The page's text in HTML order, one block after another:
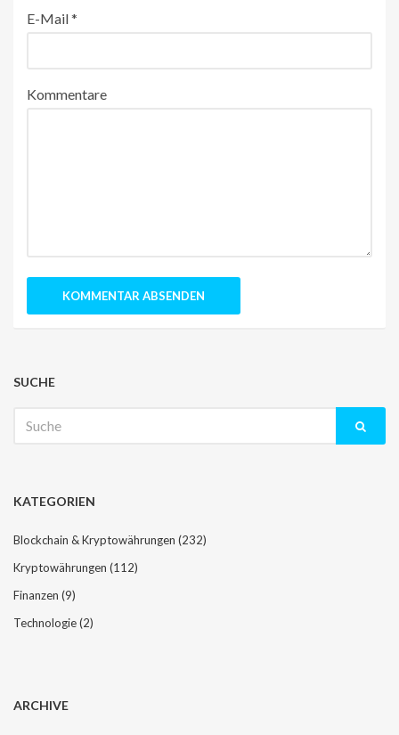
E-Mail*
Kommentare
SUCHE
nach:
KATEGORIEN
Blockchain & Kryptowährungen (232)
Kryptowährungen (112)
Finanzen (9)
Technologie(2)
ARCHIVE